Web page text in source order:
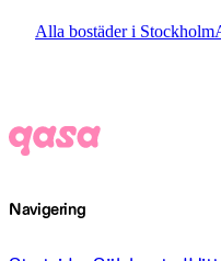
Alla bostäder i Stockholm
Navigering